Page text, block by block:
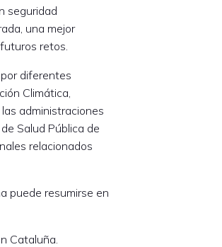
seguridad
una mejor
retos.
diferentes
Climática,
administraciones
Salud Pública de
relacionados
puede resumirse en
Cataluña.